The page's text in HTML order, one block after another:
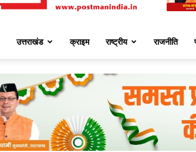
उत्तराखंड क्राइम राष्ट्रीय राजनीति